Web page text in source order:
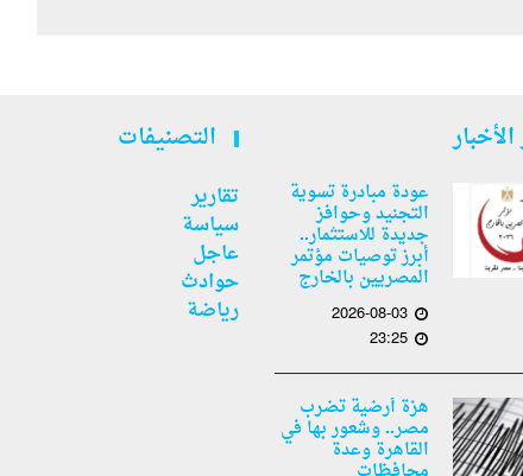
عودة مبادرة تسوية
التجنيد وحوافز
جديدة للاستثمار..
أبرز توصيات مؤتمر
المصريين بالخارج
2026-08-03
23:25
هزة أرضية تضرب
مصر.. وشعور بها في
القاهرة وعدة
التصنيفات
تقارير
سياسة
عاجل
حوادث
رياضة